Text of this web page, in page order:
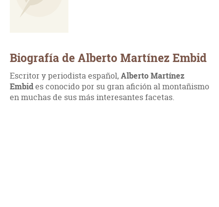
Biografía de Alberto Martínez Embid
Escritor y periodista español,Alberto Martínez
Embides conocido por su gran afición al montañismo
en muchas de sus más interesantes facetas.